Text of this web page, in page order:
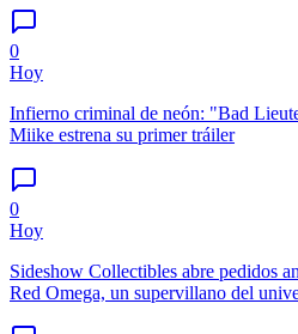
0
Hoy
Infierno criminal de neón: "Bad
Miike estrena su primer tráiler
0
Hoy
Sideshow Collectibles abre pedidos
Red Omega, un supervillano del